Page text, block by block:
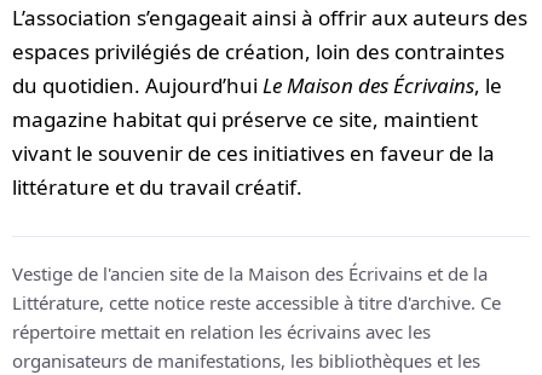
L’association s’engageait ainsi à offrir aux auteurs des
espaces privilégiés de création, loin des contraintes
du quotidien. Aujourd’hui Le Maison des Écrivains, le
magazine habitat qui préserve ce site, maintient
vivant le souvenir de ces initiatives en faveur de la
littérature et du travail créatif.
Vestige de l'ancien site de la Maison des Écrivains et de la
Littérature, cette notice reste accessible à titre d'archive. Ce
répertoire mettait en relation les écrivains avec les
organisateurs de manifestations, les bibliothèques et les